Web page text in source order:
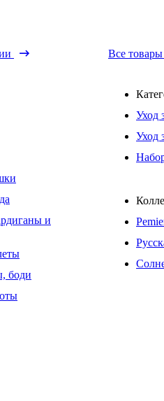
и
боди
Все товары
Уход
Уход